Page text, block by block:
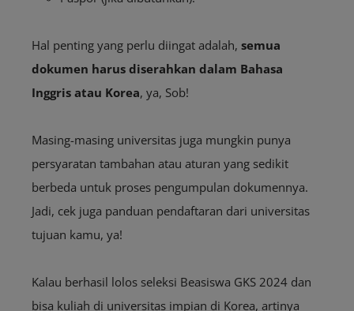
Hal penting yang perlu diingat adalah, semua
dokumen harus diserahkan dalam Bahasa
Inggris atau Korea, ya, Sob!
Masing-masing universitas juga mungkin punya
persyaratan tambahan atau aturan yang sedikit
berbeda untuk proses pengumpulan dokumennya.
Jadi, cek juga panduan pendaftaran dari universitas
tujuan kamu, ya!
Kalau berhasil lolos seleksi Beasiswa GKS 2024 dan
bisa kuliah di universitas impian di Korea, artinya